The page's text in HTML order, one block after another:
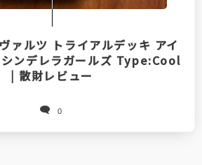
ァルツ トライアルデッキ アイ
シンデレラガールズ Type:Cool
| 散財レビュー
0